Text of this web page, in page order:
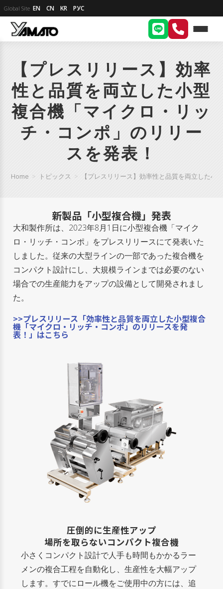
Global Site EN CN KR РУС
【プレスリリース】効率
性と品質を両立した小型
複合機「マイクロ・リッ
チ・コンポ」のリリー
スを発表！
Home > トピックス > 【プレスリリース】効率性と品質を両立した
新製品「小型複合機」発表
大和製作所は、2023年8月1日に小型複合機「マイク
ロ・リッチ・コンポ」をプレスリリースにて発表いた
しました。従来の大型ラインの一部であった複合機を
コンパクト設計にし、大規模ラインまでは必要のない
場合での生産能力をアップの設備として開発されまし
た。
>>プレスリリース「効率性と品質を両立した小型複合
機「マイクロ・リッチ・コンポ」のリリースを発
表！」はこちら
圧倒的に生産性アップ
場所を取らないコンパクト複合機
小さくコンパクト設計で人手も時間もかかるラー
メンの複合工程を自動化し、生産性を大幅アップ
します。すでにロール機をご使用中の方には、追